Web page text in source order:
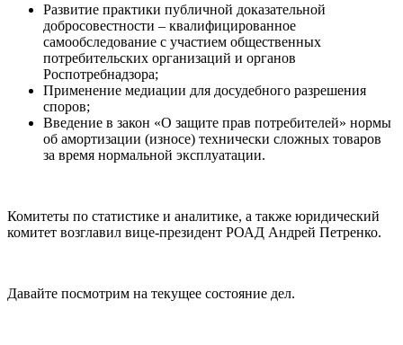
Развитие практики публичной доказательной
добросовестности – квалифицированное
самообследование с участием общественных
потребительских организаций и органов
Роспотребнадзора;
Применение медиации для досудебного разрешения
споров;
Введение в закон «О защите прав потребителей» нормы
об амортизации (износе) технически сложных товаров
за время нормальной эксплуатации.
Комитеты по статистике и аналитике, а также юридический
комитет возглавил вице-президент РОАД Андрей Петренко.
Давайте посмотрим на текущее состояние дел.